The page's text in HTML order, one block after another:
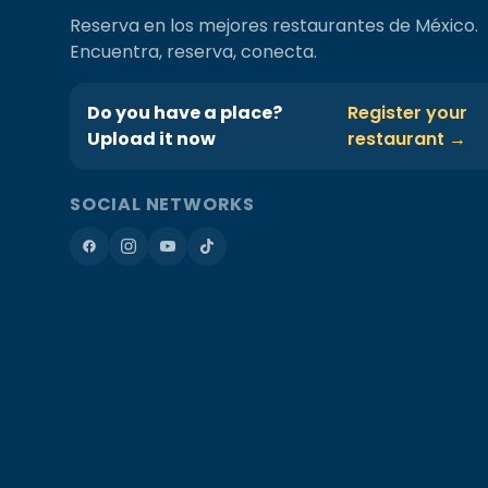
Reserva en los mejores restaurantes de México.
Encuentra, reserva, conecta.
Do you have a place?
Upload it now
Register your
restaurant →
SOCIAL NETWORKS